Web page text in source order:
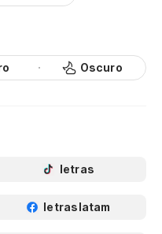
Oscuro
letras
letraslatam